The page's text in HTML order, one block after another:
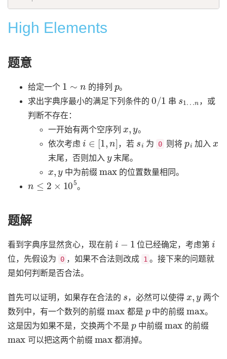
High Elements
题意
给定一个
1
的排列
。
求出字典序最小的满足下列条件的
0 1
串
，或
判断不存在：
一开始有两个空序列
。
依次考虑
i∈ 1,
，若 为 0 则将 加入
末尾，否则加入 末尾。
中为前缀
max
的位置数量相同。
2 ×10 5
。
题解
看到字典序显然贪心，现在前
i−
位已经确定，考虑第
i
位，先假设为 0 ，如果不合法则改成 1 。接下来的问题就
是如何判断是否合法。
首先可以证明，如果存在合法的 ，必然可以使得
两个
数列中，有一个数列的前缀
都是 中的前缀
max
。
这是因为如果不是，交换两个不是
中前缀 的前缀
可以把这两个前缀 都消掉。